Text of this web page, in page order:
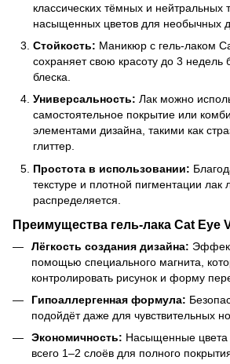
классических тёмных и нейтральных
насыщенных цветов для необычных
Стойкость: Маникюр с гель-лаком
сохраняет свою красоту до 3 недель
блеска.
Универсальность: Лак можно
самостоятельное покрытие или
элементами дизайна, такими как
глиттер.
Простота в использовании:
текстуре и плотной пигментации лак
распределяется.
Преимущества гель-лака Cat Eye
Лёгкость создания дизайна:
помощью специального магнита,
контролировать рисунок и форму
Гипоаллергенная формула:
подойдёт даже для чувствительных
Экономичность: Насыщенные цвета
всего 1–2 слоёв для полного